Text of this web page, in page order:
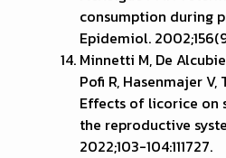
consumption during
Epidemiol.
Minnetti M, De
Pofi R, Hasenmajer V,
Effects of licorice on
the reproductive
2022;103-104:111727.